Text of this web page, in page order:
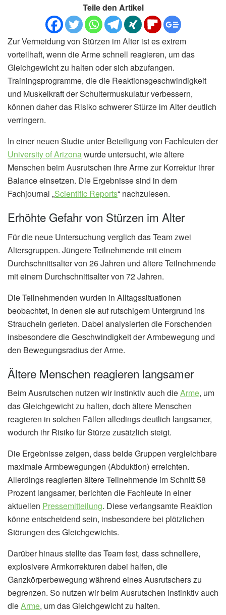
Teile den Artikel
Zur Vermeidung von Stürzen im Alter ist es extrem
vorteilhaft, wenn die Arme schnell reagieren, um das
Gleichgewicht zu halten oder sich abzufangen.
Trainingsprogramme, die die Reaktionsgeschwindigkeit
und Muskelkraft der Schultermuskulatur verbessern,
können daher das Risiko schwerer Stürze im Alter deutlich
verringern.
In einer neuen Studie unter Beteiligung von Fachleuten der
University of Arizonawurde untersucht, wie ältere
Menschen beim Ausrutschen ihre Arme zur Korrektur ihrer
Balance einsetzen. Die Ergebnisse sind in dem
Fachjournal „Scientific Reports“ nachzulesen.
Erhöhte Gefahr von Stürzen im Alter
Für die neue Untersuchung verglich das Team zwei
Altersgruppen. Jüngere Teilnehmende mit einem
Durchschnittsalter von 26 Jahren und ältere Teilnehmende
mit einem Durchschnittsalter von 72 Jahren.
Die Teilnehmenden wurden in Alltagssituationen
beobachtet, in denen sie auf rutschigem Untergrund ins
Straucheln gerieten. Dabei analysierten die Forschenden
insbesondere die Geschwindigkeit der Armbewegung und
den Bewegungsradius der Arme.
Ältere Menschen reagieren langsamer
Beim Ausrutschen nutzen wir instinktiv auch dieArme, um
das Gleichgewicht zu halten, doch ältere Menschen
reagieren in solchen Fällen alledings deutlich langsamer,
wodurch ihr Risiko für Stürze zusätzlich steigt.
Die Ergebnisse zeigen, dass beide Gruppen vergleichbare
maximale Armbewegungen (Abduktion) erreichten.
Allerdings reagierten ältere Teilnehmende im Schnitt 58
Prozent langsamer, berichten die Fachleute in einer
aktuellen Pressemitteilung. Diese verlangsamte Reaktion
könne entscheidend sein, insbesondere bei plötzlichen
Störungen des Gleichgewichts.
Darüber hinaus stellte das Team fest, dass schnellere,
explosivere Armkorrekturen dabei halfen, die
Ganzkörperbewegung während eines Ausrutschers zu
begrenzen. So nutzen wir beim Ausrutschen instinktiv auch
dieArme, um das Gleichgewicht zu halten.